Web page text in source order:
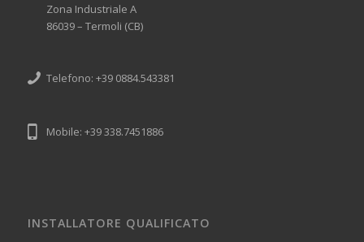
Zona Industriale A
86039 – Termoli (CB)
Telefono: +39 0884.543381
Mobile: +39 338.7451886
INSTALLATORE QUALIFICATO